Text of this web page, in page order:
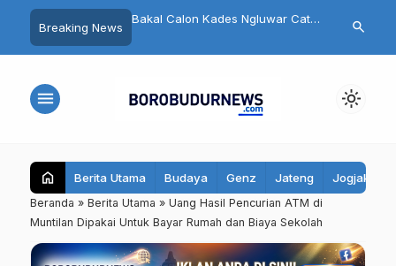
Breaking News
Toleransi di Kota
Bakal Calon Kades Ngluwar Catur
Memuliakan Warga, Bukan
Pengurus
Target 7
search
menu light_mode
home Berita Utama Budaya Genz Jateng Jogjakarta
Beranda » Berita Utama » Uang Hasil Pencurian ATM di
Muntilan Dipakai Untuk Bayar Rumah dan Biaya Sekolah